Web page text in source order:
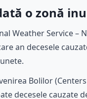
o zonă
Weather Service –
an decesele
Bolilor
decesele cauzate